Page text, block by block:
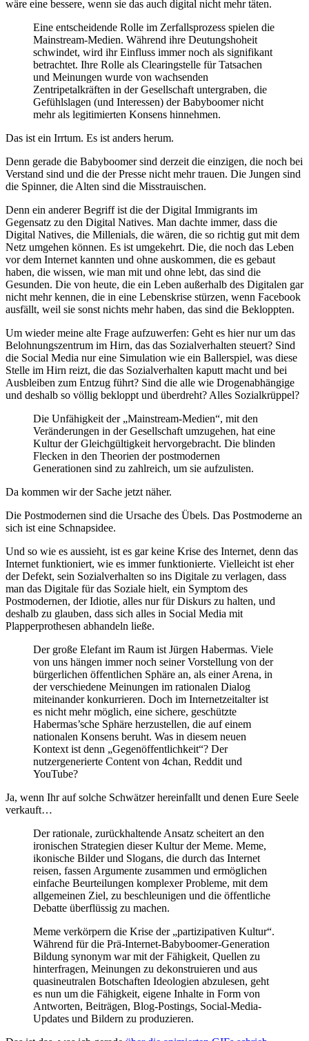
wäre eine bessere, wenn sie das auch digital nicht mehr täten.
Eine entscheidende Rolle im Zerfallsprozess spielen die
Mainstream-Medien. Während ihre Deutungshoheit
schwindet, wird ihr Einfluss immer noch als signifikant
betrachtet. Ihre Rolle als Clearingstelle für Tatsachen
und Meinungen wurde von wachsenden
Zentripetalkräften in der Gesellschaft untergraben, die
Gefühlslagen (und Interessen) der Babyboomer nicht
mehr als legitimierten Konsens hinnehmen.
Das ist ein Irrtum. Es ist anders herum.
Denn gerade die Babyboomer sind derzeit die einzigen, die noch bei
Verstand sind und die der Presse nicht mehr trauen. Die Jungen sind
die Spinner, die Alten sind die Misstrauischen.
Denn ein anderer Begriff ist die der Digital Immigrants im
Gegensatz zu den Digital Natives. Man dachte immer, dass die
Digital Natives, die Millenials, die wären, die so richtig gut mit dem
Netz umgehen können. Es ist umgekehrt. Die, die noch das Leben
vor dem Internet kannten und ohne auskommen, die es gebaut
haben, die wissen, wie man mit und ohne lebt, das sind die
Gesunden. Die von heute, die ein Leben außerhalb des Digitalen gar
nicht mehr kennen, die in eine Lebenskrise stürzen, wenn Facebook
ausfällt, weil sie sonst nichts mehr haben, das sind die Bekloppten.
Um wieder meine alte Frage aufzuwerfen: Geht es hier nur um das
Belohnungszentrum im Hirn, das das Sozialverhalten steuert? Sind
die Social Media nur eine Simulation wie ein Ballerspiel, was diese
Stelle im Hirn reizt, die das Sozialverhalten kaputt macht und bei
Ausbleiben zum Entzug führt? Sind die alle wie Drogenabhängige
und deshalb so völlig bekloppt und überdreht? Alles Sozialkrüppel?
Die Unfähigkeit der „Mainstream-Medien“, mit den
Veränderungen in der Gesellschaft umzugehen, hat eine
Kultur der Gleichgültigkeit hervorgebracht. Die blinden
Flecken in den Theorien der postmodernen
Generationen sind zu zahlreich, um sie aufzulisten.
Da kommen wir der Sache jetzt näher.
Die Postmodernen sind die Ursache des Übels. Das Postmoderne an
sich ist eine Schnapsidee.
Und so wie es aussieht, ist es gar keine Krise des Internet, denn das
Internet funktioniert, wie es immer funktionierte. Vielleicht ist eher
der Defekt, sein Sozialverhalten so ins Digitale zu verlagen, dass
man das Digitale für das Soziale hielt, ein Symptom des
Postmodernen, der Idiotie, alles nur für Diskurs zu halten, und
deshalb zu glauben, dass sich alles in Social Media mit
Plapperprothesen abhandeln ließe.
Der große Elefant im Raum ist Jürgen Habermas. Viele
von uns hängen immer noch seiner Vorstellung von der
bürgerlichen öffentlichen Sphäre an, als einer Arena, in
der verschiedene Meinungen im rationalen Dialog
miteinander konkurrieren. Doch im Internetzeitalter ist
es nicht mehr möglich, eine sichere, geschützte
Habermas’sche Sphäre herzustellen, die auf einem
nationalen Konsens beruht. Was in diesem neuen
Kontext ist denn „Gegenöffentlichkeit“? Der
nutzergenerierte Content von 4chan, Reddit und
YouTube?
Ja, wenn Ihr auf solche Schwätzer hereinfallt und denen Eure Seele
verkauft…
Der rationale, zurückhaltende Ansatz scheitert an den
ironischen Strategien dieser Kultur der Meme. Meme,
ikonische Bilder und Slogans, die durch das Internet
reisen, fassen Argumente zusammen und ermöglichen
einfache Beurteilungen komplexer Probleme, mit dem
allgemeinen Ziel, zu beschleunigen und die öffentliche
Debatte überflüssig zu machen.
Meme verkörpern die Krise der „partizipativen Kultur“.
Während für die Prä-Internet-Babyboomer-Generation
Bildung synonym war mit der Fähigkeit, Quellen zu
hinterfragen, Meinungen zu dekonstruieren und aus
quasineutralen Botschaften Ideologien abzulesen, geht
es nun um die Fähigkeit, eigene Inhalte in Form von
Antworten, Beiträgen, Blog-Postings, Social-Media-
Updates und Bildern zu produzieren.